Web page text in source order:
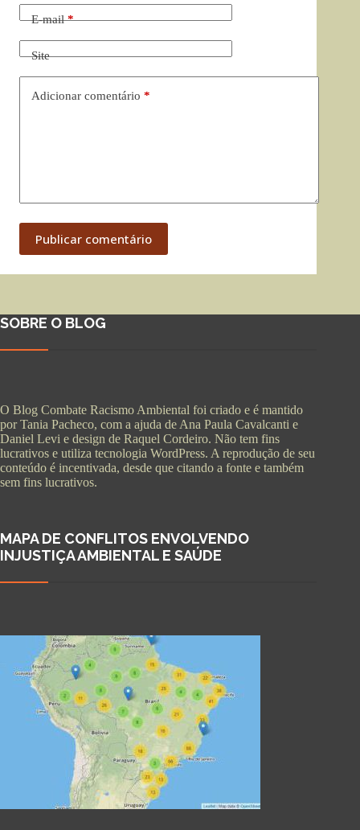
E-mail*
Site
Adicionar comentário *
Publicar comentário
SOBRE O BLOG
O Blog Combate Racismo Ambiental foi criado e é mantido
por Tania Pacheco, com a ajuda de Ana Paula Cavalcanti e
Daniel Levi e design de Raquel Cordeiro. Não tem fins
lucrativos e utiliza tecnologia WordPress. A reprodução de seu
conteúdo é incentivada, desde que citando a fonte e também
sem fins lucrativos.
MAPA DE CONFLITOS ENVOLVENDO
INJUSTIÇA AMBIENTAL E SAÚDE